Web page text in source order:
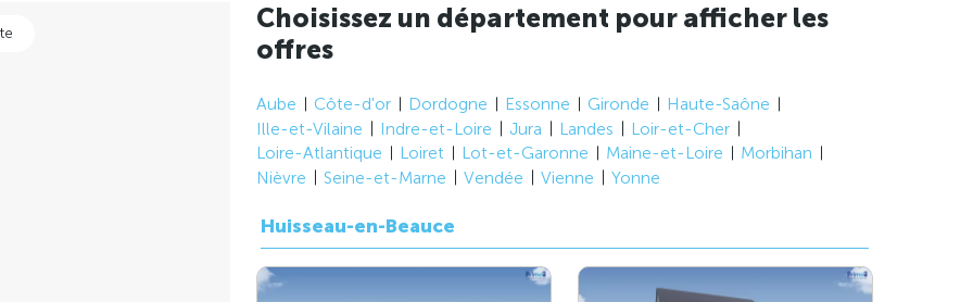
Choisissez un département pour afficher les
offres
Aube Côte-d'or Dordogne Essonne Gironde
Haute-Saône
Ille-et-Vilaine
Indre-et-Loire Jura Landes
Loir-et-Cher
Loire-Atlantique
Loiret Lot-et-Garonne Maine-et-Loire
Morbihan
Nièvre
Seine-et-Marne Vendée Vienne Yonne
Huisseau-en-Beauce